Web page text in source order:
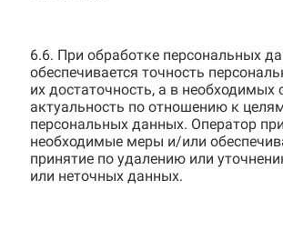
6.6. При обработке персональных
обеспечивается точность
их достаточность, а в необходимых
актуальность по отношению к
персональных данных. Оператор
необходимые меры и/или
принятие по удалению или
или неточных данных.